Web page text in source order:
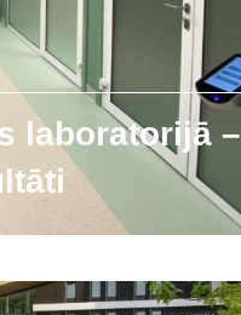
laboratorijā –